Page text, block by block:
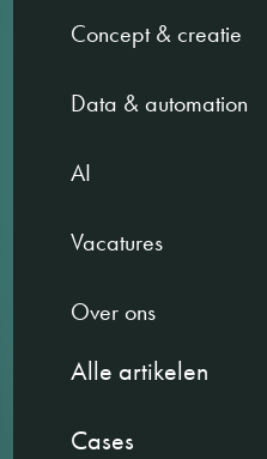
Concept & creatie
Data & automation
AI
Vacatures
Over ons
Alle artikelen
Cases